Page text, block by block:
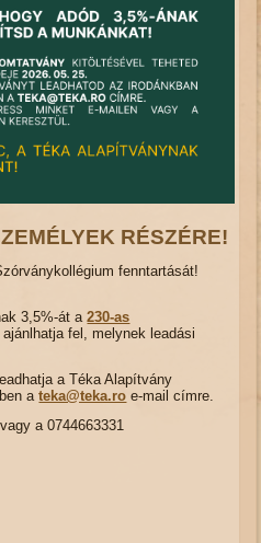
RÉSZÉRE!
fenntartását!
3,5%-át a230-as
fel, melynek leadási
leadhatja a Téka Alapítvány
ateka@teka.ro e-mail címre.
a 0744663331